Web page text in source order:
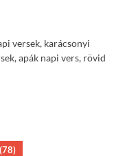
versek, karácsonyi
apák napi vers, rövid
(78)